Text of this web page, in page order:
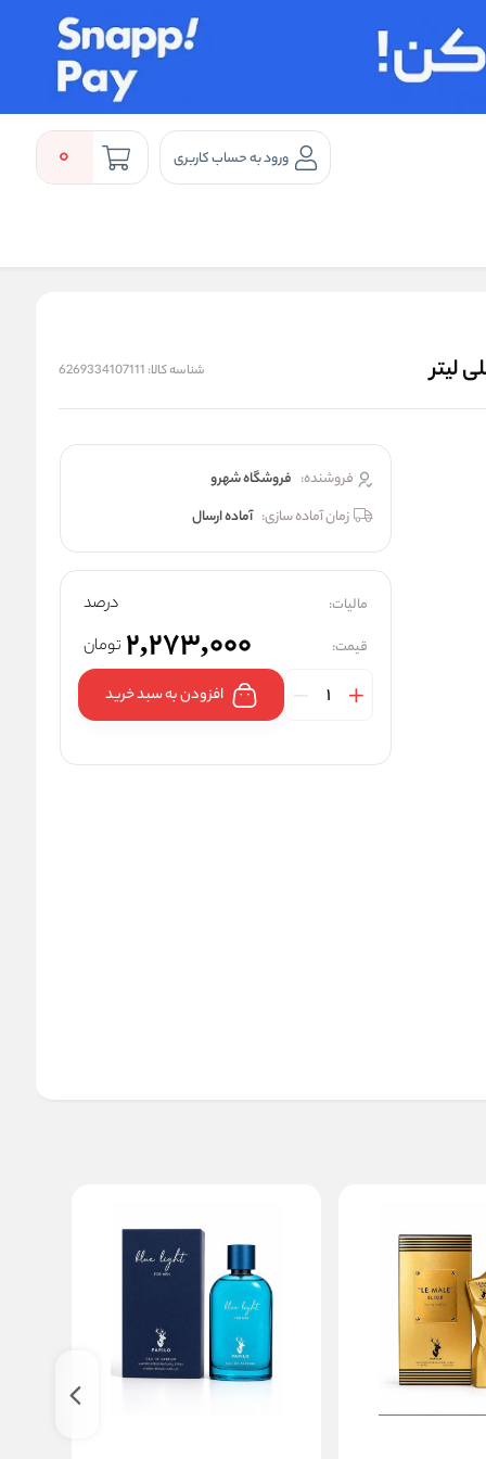
ورود به حساب کاربری 0
شناسه کالا: 6269334107111
فروشنده: فروشگاه شهرو
زمان آماده سازی: آماده ارسال
مالیات: درصد
قیمت: 2,273,000 تومان
افزودن به سبد خرید